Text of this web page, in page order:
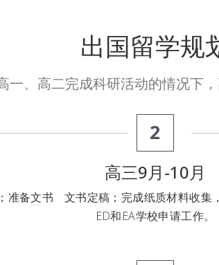
出国留学规
一、高二完成科研活动的情况下
准备文书
2
高三9月-10月
文书定稿；完成纸质材料收集
ED和EA学校申请工作。